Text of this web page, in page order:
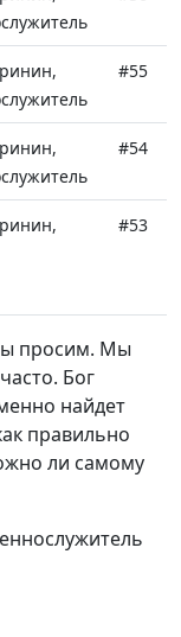
#55
#54
#53
#50
#49
просим. Мы
Бог
найдет
правильно
ли самому